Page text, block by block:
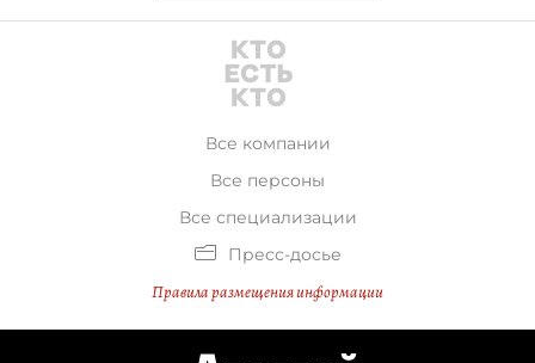
Все компании
Все персоны
Все специализации
Пресс-досье
Правила размещения информации